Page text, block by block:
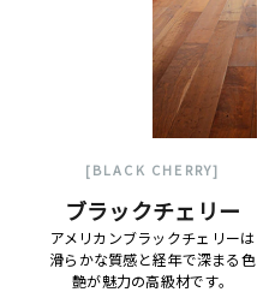
[BLACK CHERRY]
ブラックチェリー
アメリカンブラックチェリーは
滑らかな質感と経年で深まる色
艶が魅力の高級材です。